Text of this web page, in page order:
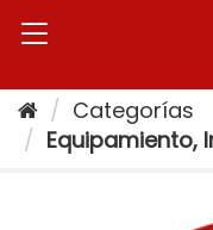
Categorías
Equipamiento,